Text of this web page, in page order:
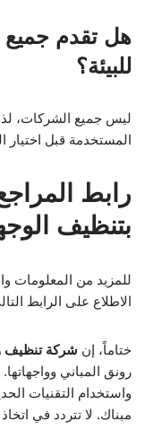
هل تقدم
للبيئة؟
ليس جميع الشركات،
المستخدمة قبل اختيار
رابط
بتنظيف
للمزيد من المعلومات
الاطلاع على الرابط
ختاماً، إن شركة تنظيف
رونق المباني
واستخدام التقنيات
مبناك. لا تتردد في